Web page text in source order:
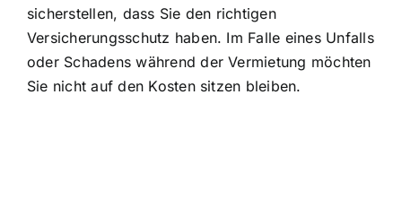
sicherstellen, dass Sie den richtigen
Versicherungsschutz haben. Im Falle eines Unfalls
oder Schadens während der Vermietung möchten
Sie nicht auf den Kosten sitzen bleiben.